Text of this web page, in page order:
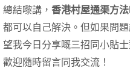
總結嚟講， 香港村屋通渠方法
都可以自己解決。但如果問
望我今日分享嘅三招同小貼
歡迎隨時留言同我交流！